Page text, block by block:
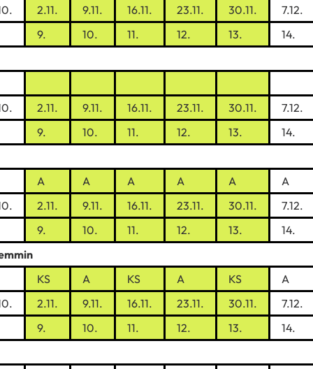
2.11. 9.11. 16.11. 23.11. 30.11.
7.12.
9. 10. 11. 12. 13. 14.
2.11. 9.11. 16.11. 23.11. 30.11.
7.12.
9. 10. 11. 12. 13. 14.
A A A A A
A
2.11. 9.11. 16.11. 23.11. 30.11.
7.12.
9. 10. 11. 12. 13. 14.
KS A KS A KS
A
2.11. 9.11. 16.11. 23.11. 30.11.
7.12.
9. 10. 11. 12. 13.
14.